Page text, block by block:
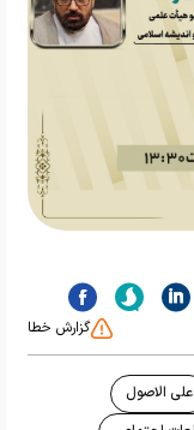
گزارش خطا
علی الاصول